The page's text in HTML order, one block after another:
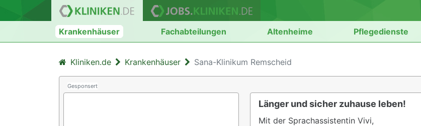
Krankenhäuser Fachabteilungen Altenheime Pflegedienste
Kliniken.de Krankenhäuser Sana-Klinikum Remscheid
Gesponsert
Länger und sicher zuhause leben!
Mit der Sprachassistentin Vivi,